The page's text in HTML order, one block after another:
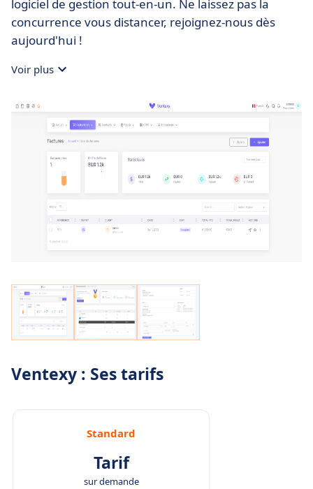
logiciel de gestion tout-en-un. Ne laissez pas la
concurrence vous distancer, rejoignez-nous dès
aujourd'hui !
Voir plus
Ventexy : Ses tarifs
Standard
Tarif
sur demande